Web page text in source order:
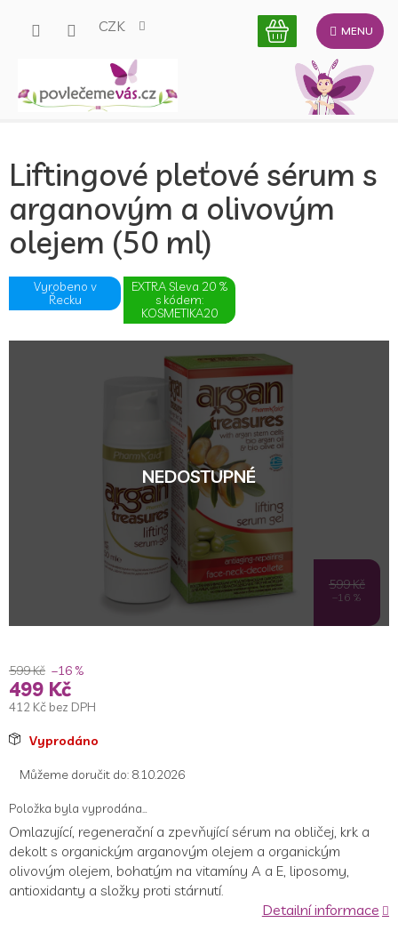
CZK
Liftingové pleťové sérum s
arganovým a olivovým
olejem (50 ml)
Vyrobeno v
Řecku
EXTRA Sleva 20 %
s kódem:
KOSMETIKA20
599 Kč
–16 %
NEDOSTUPNÉ
599 Kč –16 %
499 Kč
412 Kč bez DPH
Měrná
cena:
Vyprodáno
Můžeme doručit do: 8.10.2026
Položka byla vyprodána…
Omlazující, regenerační a zpevňující sérum na obličej, krk a
dekolt s organickým arganovým olejem a organickým
olivovým olejem, bohatým na vitamíny A a E, liposomy,
antioxidanty a složky proti stárnutí.
Detailní informace